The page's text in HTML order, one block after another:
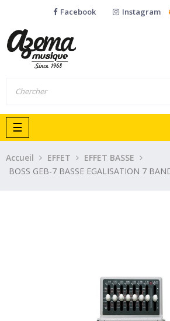
Facebook Instagram
Basculer
la
navigation
☰
Accueil EFFET
EFFET BASSE
BOSS GEB-7 BASSE EGALISATION 7